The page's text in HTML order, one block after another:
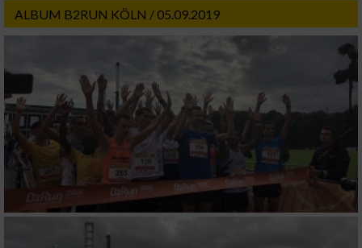
ALBUM B2RUN KÖLN / 05.09.2019
Verwendung reduzierter Daten zur Auswahl
von Werbeanzeigen
Werbung
Verwendung von Profilen zur Auswahl
personalisierter Werbung
Erstellung von Profilen zur Personalisierung
Verwendung von Profilen zur Auswahl
personalisierter Inhalte